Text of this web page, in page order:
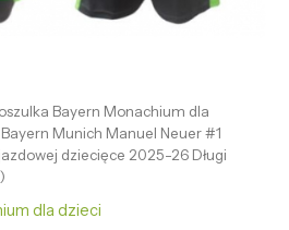
Bayern Monachium dla
Munich Manuel Neuer #1
dziecięce 2025-26 Długi
dla dzieci